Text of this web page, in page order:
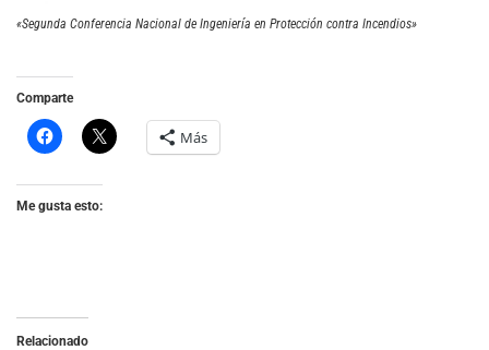
«Segunda Conferencia Nacional de Ingeniería en Protección contra Incendios»
Comparte
Más
Me gusta esto:
Relacionado